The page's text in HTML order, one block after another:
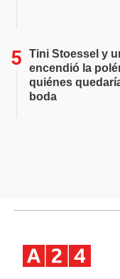
Tini Stoessel y
encendió la
quiénes
boda